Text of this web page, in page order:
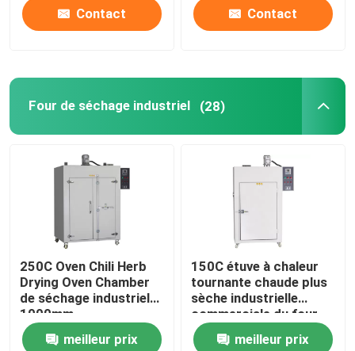
Cabinet de circulation d'air laminaire
Cabinet de sécurité biologique
Four sécheur sous vide
Shaker Incubator orbital
Contact Contact
Four de séchage industriel (28)
250C Oven Chili Herb
Drying Oven Chamber
de séchage industriel
1000mm
meilleur prix
150C étuve à chaleur
tournante chaude plus
sèche industrielle
commerciale du four
5kw
meilleur prix